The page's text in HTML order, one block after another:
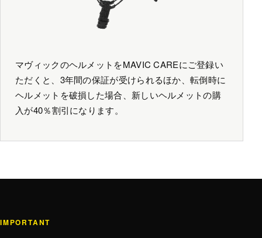
マヴィックのヘルメットをMAVIC CAREにご登録い
ただくと、3年間の保証が受けられるほか、転倒時に
ヘルメットを破損した場合、新しいヘルメットの購
入が40％割引になります。
IMPORTANT